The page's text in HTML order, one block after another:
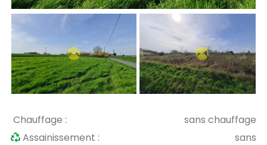
Chauffage :
sans chauffage
Assainissement :
sans